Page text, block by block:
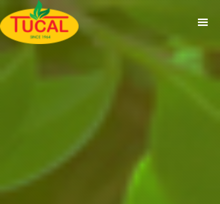
ACCUEIL
À PROPOS
GAMMES
CERTIFICATIONS
RECETTES
ACTUALITÉS
CONTACT
EN